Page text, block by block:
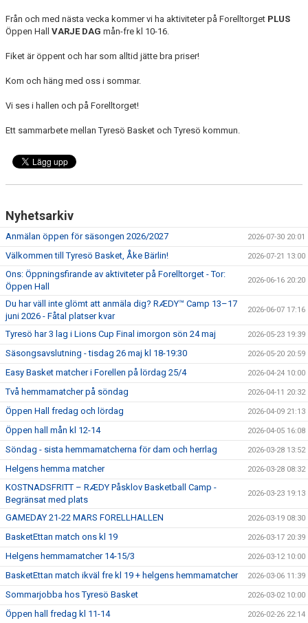
Från och med nästa vecka kommer vi ha aktiviteter på Forelltorget PLUS
Öppen Hall VARJE DAG mån-fre kl 10-16.
Fiket är öppent och har som alltid jätte bra priser!
Kom och häng med oss i sommar.
Vi ses i hallen och på Forelltorget!
Ett sammarbete mellan Tyresö Basket och Tyresö kommun.
Nyhetsarkiv
Anmälan öppen för säsongen 2026/2027 2026-07-30 20:01
Välkommen till Tyresö Basket, Åke Bärlin! 2026-07-21 13:00
Ons: Öppningsfirande av aktiviteter på Forelltorget - Tor:
Öppen Hall
2026-06-16 20:20
Du har väll inte glömt att anmäla dig? RÆDY™ Camp 13–17
juni 2026 - Fåtal platser kvar
2026-06-07 17:16
Tyresö har 3 lag i Lions Cup Final imorgon sön 24 maj 2026-05-23 19:39
Säsongsavslutning - tisdag 26 maj kl 18-19:30 2026-05-20 20:59
Easy Basket matcher i Forellen på lördag 25/4 2026-04-24 10:00
Två hemmamatcher på söndag 2026-04-11 20:32
Öppen Hall fredag och lördag 2026-04-09 21:13
Öppen hall mån kl 12-14 2026-04-05 16:08
Söndag - sista hemmamatcherna för dam och herrlag 2026-03-28 13:52
Helgens hemma matcher 2026-03-28 08:32
KOSTNADSFRITT – RÆDY Påsklov Basketball Camp -
Begränsat med plats
2026-03-23 19:13
GAMEDAY 21-22 MARS FORELLHALLEN 2026-03-19 08:30
BasketEttan match ons kl 19 2026-03-17 20:39
Helgens hemmamatcher 14-15/3 2026-03-12 10:00
BasketEttan match ikväl fre kl 19 + helgens hemmamatcher 2026-03-06 11:39
Sommarjobba hos Tyresö Basket 2026-03-02 10:00
Öppen hall fredag kl 11-14 2026-02-26 22:14